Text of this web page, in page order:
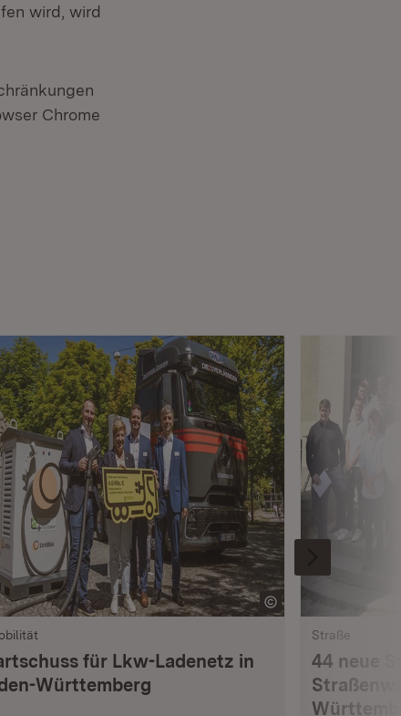
wird, wird
Chrome
für Lkw-Ladenetz in
Württemberg
Straße
44 neue